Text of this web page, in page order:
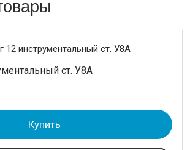
ст. У8А
Купить